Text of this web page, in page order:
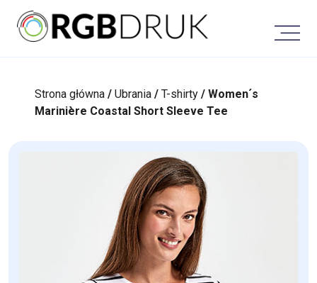
content
Strona główna /Ubrania /T-shirty / Women´s
Marinière Coastal Short Sleeve Tee